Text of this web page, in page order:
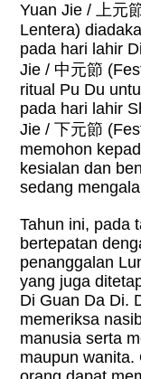
Yuan Jie /上元
Lentera)
pada hari lahir
Jie / 中元節
ritual Pu Du
pada hari lahir
Jie /下元節
memohon
kesialan dan
sedang
Tahun ini, pada
bertepatan
penanggalan
yang juga
Di Guan Da Di.
memeriksa
manusia serta
maupun wanita.